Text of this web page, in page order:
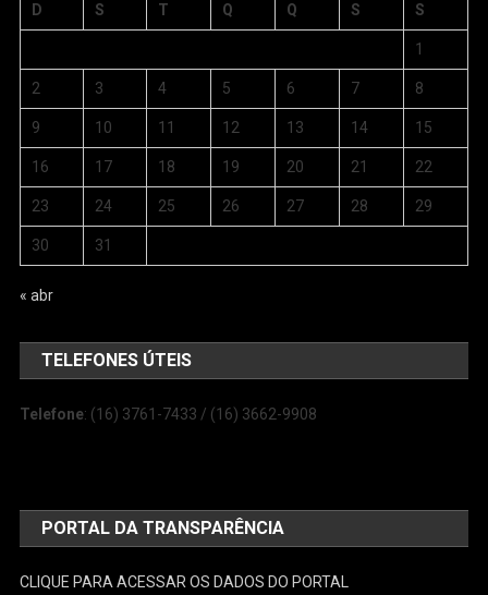
D
S T Q Q S S
1
2 3 4 5 6 7 8
9 10 11 12 13 14 15
16 17 18 19 20 21 22
23 24 25 26 27 28 29
30 31
« abr
TELEFONES ÚTEIS
Telefone: (16) 3761-7433 / (16) 3662-9908
PORTAL DA TRANSPARÊNCIA
CLIQUE PARA ACESSAR OS DADOS DO PORTAL